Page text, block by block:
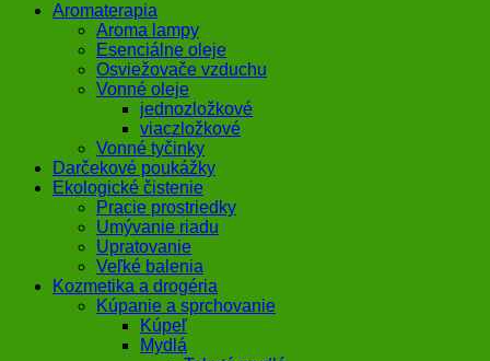
Aromaterapia
Aroma lampy
Esenciálne oleje
Osviežovače vzduchu
Vonné oleje
jednozložkové
viaczložkové
Vonné tyčinky
Darčekové poukážky
Ekologické čistenie
Pracie prostriedky
Umývanie riadu
Upratovanie
Veľké balenia
Kozmetika a drogéria
Kúpanie a sprchovanie
Kúpeľ
Mydlá